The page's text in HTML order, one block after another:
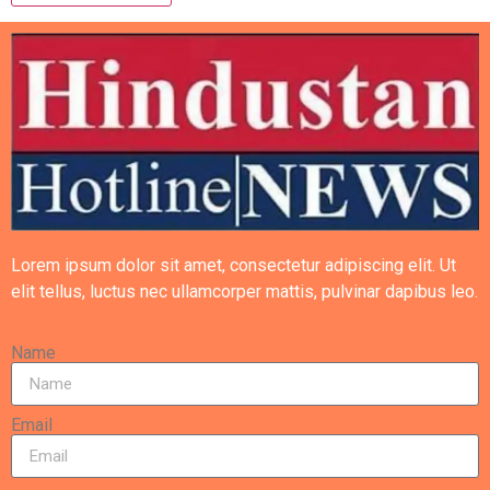
Lorem ipsum dolor sit amet, consectetur adipiscing elit. Ut
elit tellus, luctus nec ullamcorper mattis, pulvinar dapibus leo.
Name
Email